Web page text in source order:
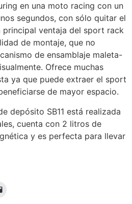
en una moto racing con un
segundos, con sólo quitar el
principal ventaja del sport rack
de montaje, que no
de ensamblaje maleta-
Ofrece muchas
ya que puede extraer el sport
de mayor espacio.
depósito SB11 está realizada
cuenta con 2 litros de
y es perfecta para llevar